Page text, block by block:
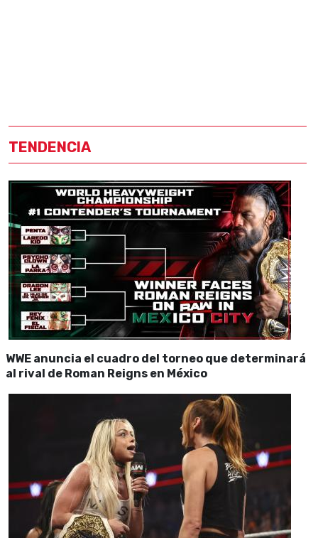
TENDENCIA
WWE anuncia el cuadro del torneo que determinará
al rival de Roman Reigns en México